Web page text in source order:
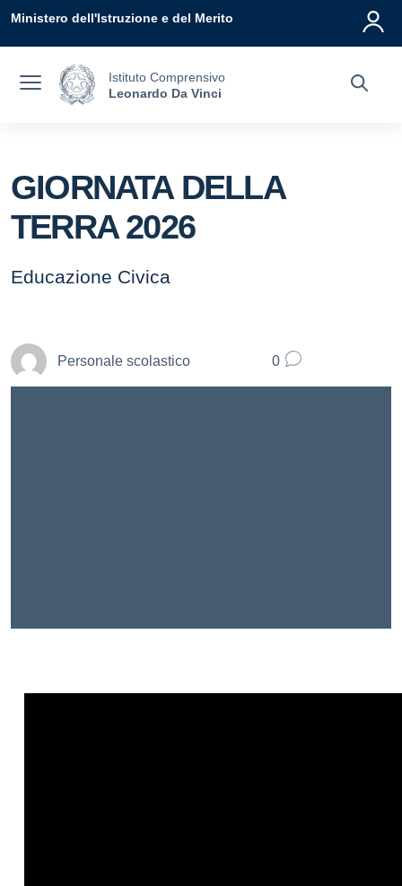
Ministero dell'Istruzione e del Merito
Istituto Comprensivo
Leonardo Da Vinci
GIORNATA DELLA
TERRA 2026
Educazione Civica
Personale scolastico 0